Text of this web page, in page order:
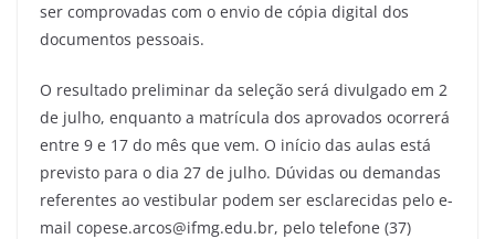
ser comprovadas com o envio de cópia digital dos
documentos pessoais.
O resultado preliminar da seleção será divulgado em 2
de julho, enquanto a matrícula dos aprovados ocorrerá
entre 9 e 17 do mês que vem. O início das aulas está
previsto para o dia 27 de julho. Dúvidas ou demandas
referentes ao vestibular podem ser esclarecidas pelo e-
mail copese.arcos@ifmg.edu.br, pelo telefone (37)